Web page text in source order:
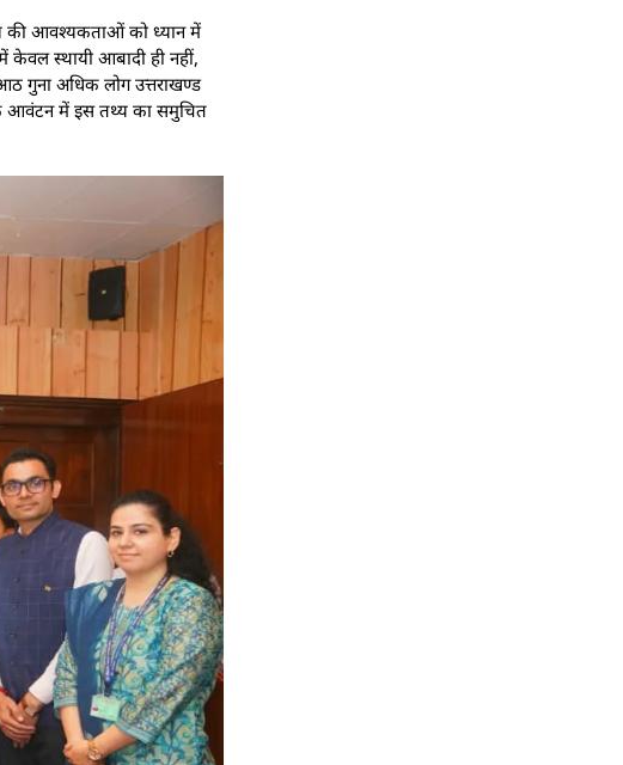
की आवश्यकताओं को ध्यान में
केवल स्थायी आबादी ही नहीं,
गुना अधिक लोग उत्तराखण्ड
के आवंटन में इस तथ्य का समुचित